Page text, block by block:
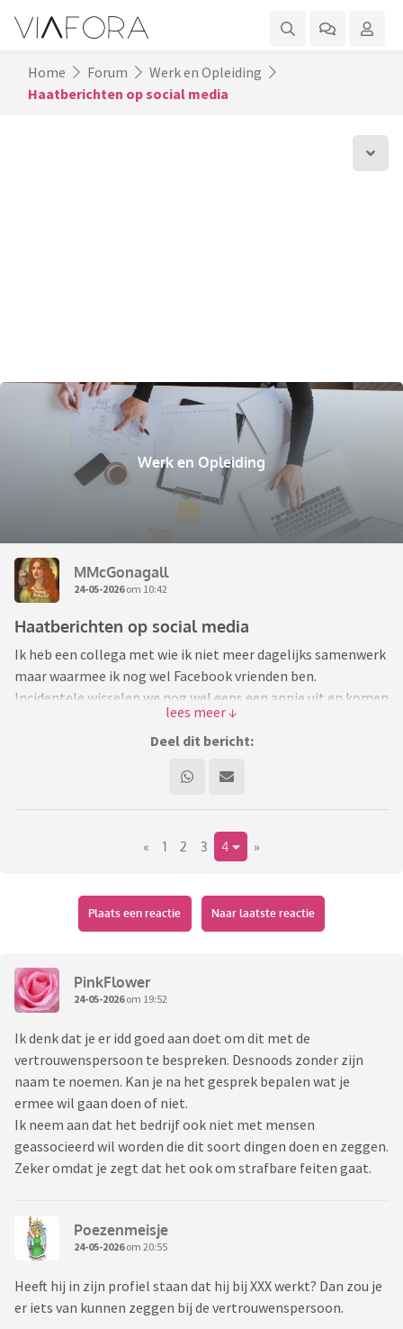
Home Forum
Werk en Opleiding
Haatberichten op social media
Werk en Opleiding
MMcGonagall
24-05-2026om 10:42
Haatberichten op social media
Ik heb een collega met wie ik niet meer dagelijks samenwerk
maar waarmee ik nog wel Facebook vrienden ben.
Incidentele wisselen we nog wel eens een appje uit en komen
elkaar tegen in de wandelgangen. Het is best een aardige
vent, we hebben het over gezin, huisdieren en werk. Hij was
we het (dus) niet over hadden.
De laatste tijd krijg ik via Facebook alleen nog maar heel
vervelende racistische en anti-regeringsbeleid berichten van
hem op FB. Geen eigen berichten maar van die spotprenten
Ik zit daar een beetje mee in mijn maag. Zijn account staat
niet op eigen naam, iets verzonnen, maar soms post hij ook
over zijn gezin dus het is wel aan hem te linken. Ik denk dat
verenigbaar met ons werk. Ik kan natuurlijk ontvrienden en
verder gaan met mijn leven, maar misschien is het juiste om
Wat zouden jullie doen?
Deel dit bericht:
« 1 2 3 4 »
Plaats een reactie Naar laatste reactie
PinkFlower
24-05-2026om 19:52
Ik denk dat je er idd goed aan doet om dit met de
vertrouwenspersoon te bespreken. Desnoods zonder zijn
naam te noemen. Kan je na het gesprek bepalen wat je
ermee wil gaan doen of niet.
Ik neem aan dat het bedrijf ook niet met mensen
geassocieerd wil worden die dit soort dingen doen en zeggen.
Zeker omdat je zegt dat het ook om strafbare feiten gaat.
Poezenmeisje
24-05-2026om 20:55
Heeft hij in zijn profiel staan dat hij bij XXX werkt? Dan zou je
er iets van kunnen zeggen bij de vertrouwenspersoon.